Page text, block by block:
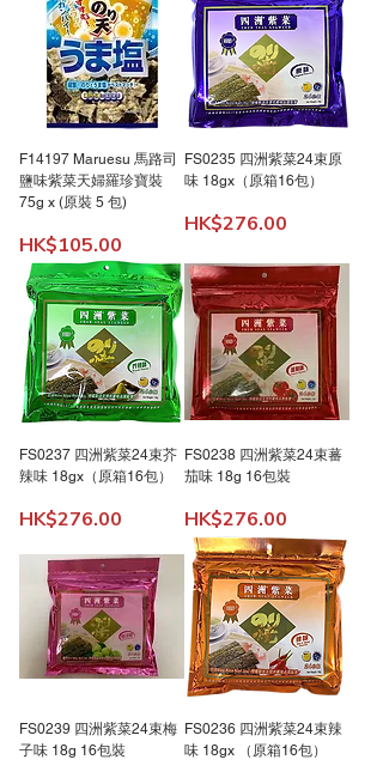
F14197 Maruesu 馬路司
鹽味紫菜天婦羅珍寶裝
75g x (原裝 5 包)
價格
HK$105.00
FS0235 四洲紫菜24束原
味 18gx（原箱16包）
價格
HK$276.00
FS0237 四洲紫菜24束芥
辣味 18gx（原箱16包）
價格
HK$276.00
FS0238 四洲紫菜24束蕃
茄味 18g 16包裝
價格
HK$276.00
FS0239 四洲紫菜24束梅
子味 18g 16包裝
FS0236 四洲紫菜24束辣
味 18gx （原箱16包）